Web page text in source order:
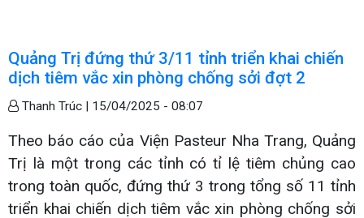
Quảng Trị đứng thứ 3/11 tỉnh triển khai chiến
dịch tiêm vắc xin phòng chống sởi đợt 2
Thanh Trúc | 15/04/2025 - 08:07
Theo báo cáo của Viện Pasteur Nha Trang, Quảng
Trị là một trong các tỉnh có tỉ lệ tiêm chủng cao
trong toàn quốc, đứng thứ 3 trong tổng số 11 tỉnh
triển khai chiến dịch tiêm vắc xin phòng chống sởi